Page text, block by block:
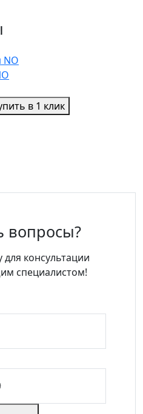
в 1 клик
вопросы?
для консультации
специалистом!